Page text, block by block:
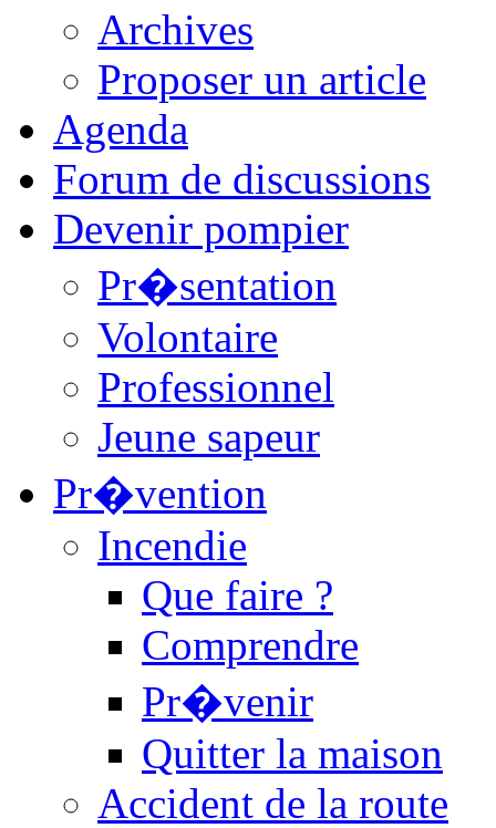
Archives
Proposer un article
Agenda
Forum de discussions
Devenir pompier
Pr�sentation
Volontaire
Professionnel
Jeune sapeur
Pr�vention
Incendie
Que faire ?
Comprendre
Pr�venir
Quitter la maison
Accident de la route